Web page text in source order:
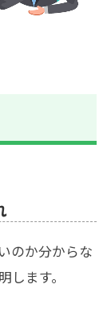
のか分からな
ます。